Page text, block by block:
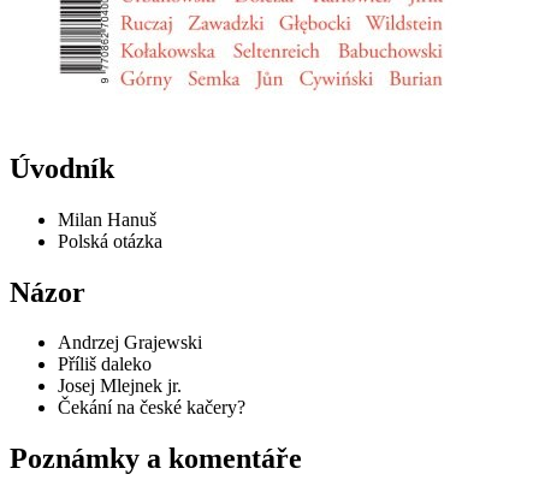
Úvodník
Milan Hanuš
Polská otázka
Názor
Andrzej Grajewski
Příliš daleko
Josej Mlejnek jr.
Čekání na české kačery?
Poznámky a komentáře